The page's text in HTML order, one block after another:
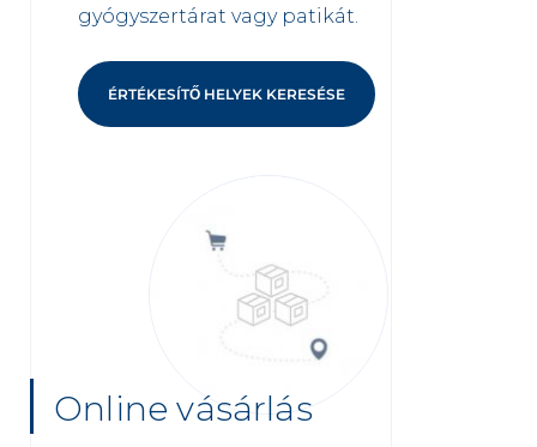
gyógyszertárat vagy patikát.
ÉRTÉKESÍTŐ HELYEK KERESÉSE
Online vásárlás